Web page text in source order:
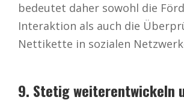
bedeutet daher sowohl die
Interaktion als auch die
Nettikette in sozialen
9. Stetig weiterentwickeln